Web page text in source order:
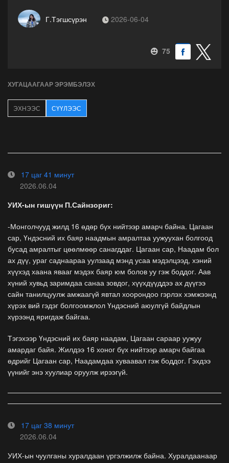
Г.Тэгшсүрэн 2026-06-04
75
ХУГАЦААГААР ЭРЭМБЭЛЭХ
ЭХНЭЭС СҮҮЛЭЭС
17 цаг 41 минут
2026.06.04
УИХ-ын гишүүн П.Сайнзориг:
-Монголчууд жилд 16 өдөр бүх нийтээр амарч байна. Цагаан
сар, Үндэсний их баяр наадмын амралтаа уужуухан болгоод
бусад амралтыг цөөлмөөр санагддаг. Цагаан сар, Наадам бол
ах дүү, ураг саднаараа уулзаад мэнд усаа мэдэлцээд, хэний
хүүхэд хаана явааг мэдэх баяр юм болов уу гэж боддог. Аав
хүний хувьд заримдаа санаа зовдог, хүүхдүүддээ ах дүүгээ
сайн танилцуулж амжаагүй явтал хоорондоо гэрлэх хэмжээнд
хүрэх вий гэдэг болгоомжлол Үндэсний аюулгүй байдлын
хүрээнд яригдаж байгаа.
Тэгэхээр Үндэсний их баяр наадам, Цагаан сараар уужуу
амардаг байя. Жилдээ 16 хоног бүх нийтээр амарч байгаа
өдрийг Цагаан сар, Наадамдаа хуваавал гэж боддог. Гэхдээ
үүнийг энэ хуулиар оруулж ирээгүй.
17 цаг 38 минут
2026.06.04
УИХ-ын чуулганы хуралдаан үргэлжилж байна. Хуралдаанаар